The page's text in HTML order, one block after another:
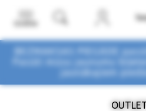
BEZMAKSAS PIEGĀDE
Pasūti mūsu jaunumu